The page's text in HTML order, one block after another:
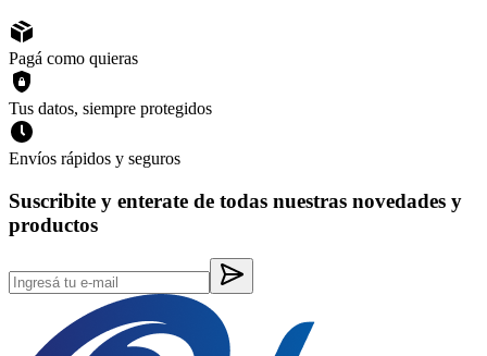
Pagá como quieras
Tus datos, siempre protegidos
Envíos rápidos y seguros
Suscribite y enterate de todas nuestras novedades y
productos